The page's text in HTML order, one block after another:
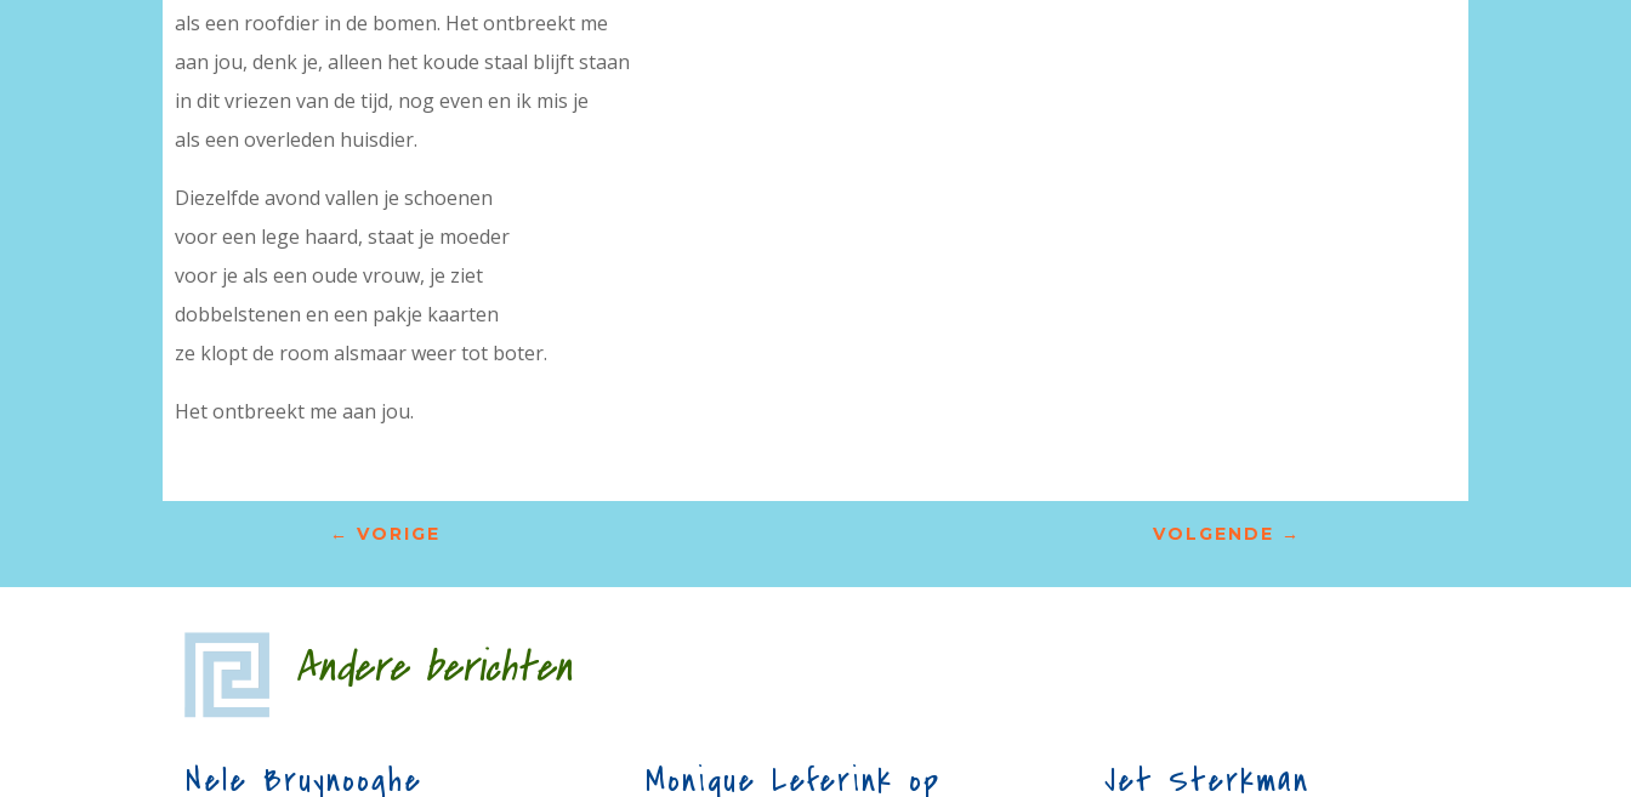
als een roofdier in de bomen. Het ontbreekt me
aan jou, denk je, alleen het koude staal blijft staan
in dit vriezen van de tijd, nog even en ik mis je
als een overleden huisdier.
Diezelfde avond vallen je schoenen
voor een lege haard, staat je moeder
voor je als een oude vrouw, je ziet
dobbelstenen en een pakje kaarten
ze klopt de room alsmaar weer tot boter.
Het ontbreekt me aan jou.
← VORIGE VOLGENDE →
Andere berichten
Nele Bruynooghe Monique Leferink op Jet Sterkman